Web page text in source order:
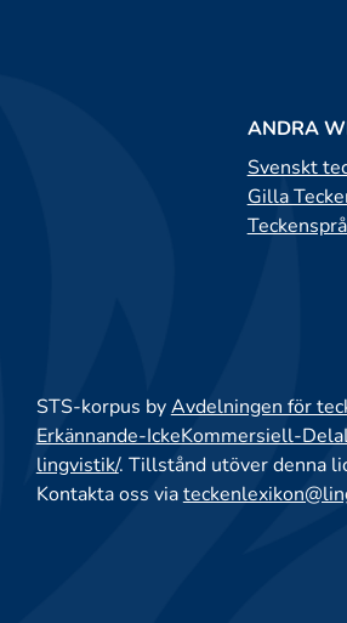
ANDRA
Svenskt
Gilla
STS-korpus byAvdelningen för
Erkännande-IckeKommersiell-
lingvistik/. Tillstånd utöver denna
Kontakta oss via